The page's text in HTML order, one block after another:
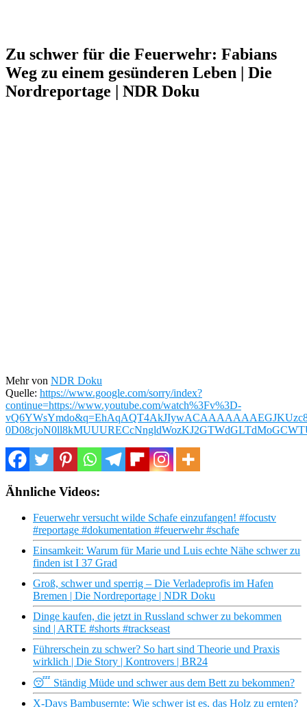
Zu schwer für die Feuerwehr: Fabians
Weg zu einem gesünderen Leben | Die
Nordreportage | NDR Doku
Mehr von NDR Doku
Quelle: https://www.google.com/sorry/index?
continue=https://www.youtube.com/watch%3Fv%3D-
Ähnliche Videos:
Feuerwehr versucht wilde Schafe einzufangen! #focustv
#reportage #dokumentation #feuerwehr #schafe
Einsamkeit: Warum für Marie und Luis echte Nähe schwer zu
finden ist I 37 Grad
Groß, schwer und sperrig – Die Verladeprofis im Hafen
Bremen | Die Nordreportage | NDR Doku
Dinge kaufen, die jetzt in Russland schwer zu bekommen
sind | ARTE #shorts #trackseast
Führerschein zu schwer? So hart sind Theorie und Praxis
wirklich | Die Story | Kontrovers | BR24
😴 Ständig Müde und schwer aus dem Bett zu bekommen?
X-Days Bambusernte: Wie schwer ist es, das Holz zu ernten?